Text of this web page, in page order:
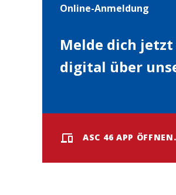
Online-Anmeldung
Melde dich jetzt
digital über
ASC 46 APP